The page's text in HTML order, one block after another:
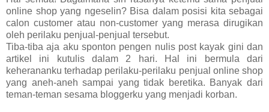
online shop yang ngeselin? Bisa dalam posisi kita sebagai
calon customer atau non-customer yang merasa dirugikan
oleh perilaku penjual-penjual tersebut.
Tiba-tiba aja aku sponton pengen nulis post kayak gini dan
artikel ini kutulis dalam 2 hari. Hal ini bermula dari
keherananku terhadap perilaku-perilaku penjual online shop
yang aneh-aneh sampai yang tidak beretika. Banyak dari
teman-teman sesama bloggerku yang menjadi korban.